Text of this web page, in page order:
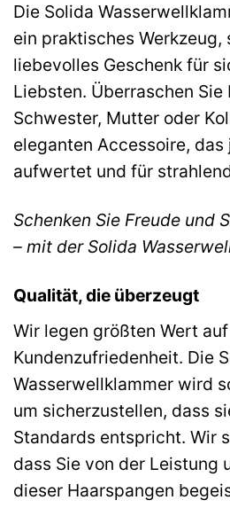
Die Solida
ein praktisches Werkzeug,
liebevolles Geschenk für
Liebsten. Überraschen Sie
Schwester, Mutter oder
eleganten Accessoire, das
aufwertet und für
Schenken Sie Freude und
– mit der Solida
Qualität, die überzeugt
Wir legen größten Wert
Kundenzufriedenheit. Die
Wasserwellklammer wird
um sicherzustellen, dass
Standards entspricht. Wir
dass Sie von der Leistung
dieser Haarspangen